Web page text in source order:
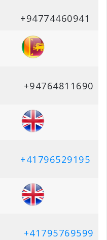
+94774460941
+94764811690
+41796529195
+41795769599